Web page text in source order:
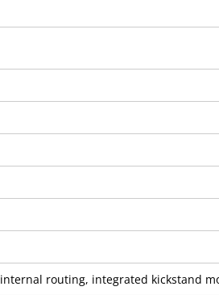
internal routing, integrated kickstand